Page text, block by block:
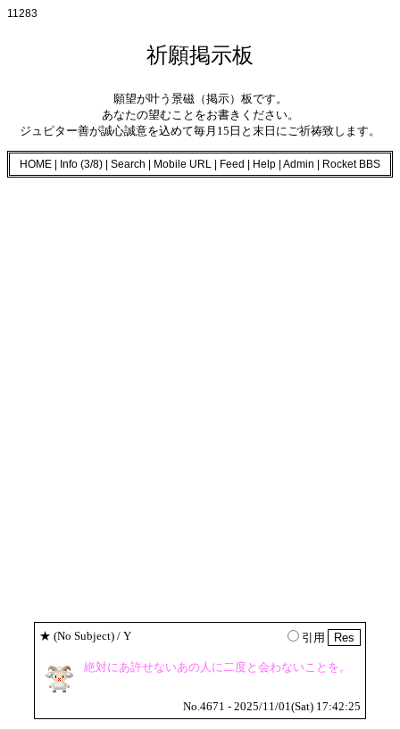
11283
祈願掲示板
願望が叶う景磁（掲示）板です。
あなたの望むことをお書きください。
ジュピター善が誠心誠意を込めて毎月15日と末日にご祈祷致します。
HOME Info (3/8) Search Mobile URL Feed Help Admin Rocket BBS
★ (No Subject) / Y 引用
絶対にあ許せないあの人に二度と会わないことを。
No.4671 - 2025/11/01(Sat) 17:42:25